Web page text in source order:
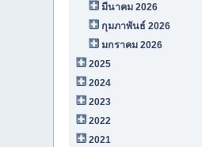
มีนาคม 2026
กุมภาพันธ์ 2026
มกราคม 2026
2025
2024
2023
2022
2021